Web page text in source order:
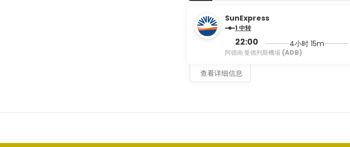
SunExpress
1 中转
22:00
阿德南·曼德列斯機場 (ADB)
4小时 15m
查看详细信息